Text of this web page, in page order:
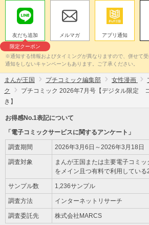
友だち追加
限定クーポン
メルマガ アプリ通知
※通知する情報およびタイミングが異なりますので、併せて
通知をしないキャンペーンもあります。ご了承ください。
まんが王国 プチコミック編集部 女性漫画
ク
プチコミック 2026年7月号【デジタル限定
き】
お得感No.1表記について
「電子コミックサービスに関するアンケート」
調査期間 2026年3月6日～2026年3月18日
調査対象
まんが王国または主要電子コミ
をメイン且つ有料で利用してい
サンプル数 1,236サンプル
調査方法 インターネットリサーチ
調査委託先 株式会社MARCS